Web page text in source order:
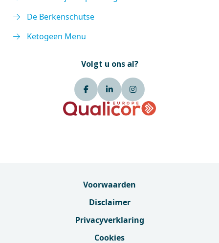
De Berkenschutse
Ketogeen Menu
Volgt u ons al?
Voorwaarden
Disclaimer
Privacyverklaring
Cookies